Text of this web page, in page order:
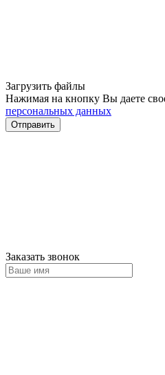
Загрузить файлы
Нажимая на кнопку Вы даете
персональных данных
Отправить
Заказать звонок